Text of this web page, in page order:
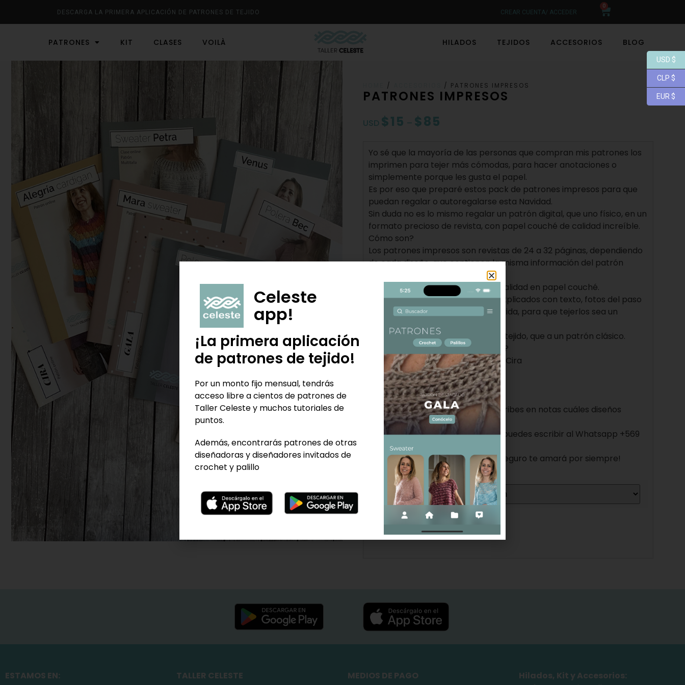
DESCARGA LA PRIMERA APLICACIÓN DE PATRONES DE TEJIDO CREAR CUENTA/ ACCEDER
0
PATRONES KIT CLASES VOILÀ HILADOS TEJIDOS ACCESORIOS BLOG
/ / PATRONES IMPRESOS
PATRONES IMPRESOS
USD $15 – $85
Yo sé que la mayoría de las personas que compran mis patrones los
imprimen para tejer más cómodas, para hacer anotaciones o
simplemente porque les gusta el papel.
Es por eso que preparé estos pack de patrones impresos para que
puedan regalar o autoregalarse esta Navidad.
Sin duda no es lo mismo regalar un patrón digital, que uno físico, en un
formato precioso de revista, con papel couché de calidad increíble.
Cómo son?
Los patrones impresos son revistas de 24 a 32 páginas, dependiendo
de cada diseño, que contienen la misma información del patrón
Impresión a color, de excelente calidad en papel couché.
Los patrones están claramente explicados con texto, fotos del paso
a paso y link a videos de cada corrida, para que tejerlos sea un
Son más cercanos a una clase de tejido, que a un patrón clásico.
Cuales son los diseños disponibles?
Poleras: Venus, Lili, Bec, Lune, Gala, Cira
Sweaters: Petra, Mara
Cardigan: Alegría
Como elegir el diseño?
Cuando compres tu pack, me escribes en notas cuáles diseños
quieres que te envíe y listo!
Y siempre por cualquier duda me puedes escribir al Whatsapp +569
94391731
Si le regalas esto a una tejedora, seguro te amará por siempre!
Pack
ESTAMOS EN: TALLER CELESTE MEDIOS DE PAGO
Hilados, Kit y Accesorios:
USD $
CLP $
EUR $
Celeste
app!
¡La primera aplicación
de patrones de tejido!
Por un monto fijo mensual, tendrás
acceso libre a cientos de patrones de
Taller Celeste y muchos tutoriales de
puntos.
Además, encontrarás patrones de otras
diseñadoras y diseñadores invitados de
crochet y palillo